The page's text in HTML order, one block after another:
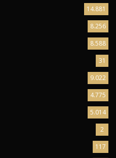
14.881
8.256
8.588
31
9.022
4.775
5.014
2
117